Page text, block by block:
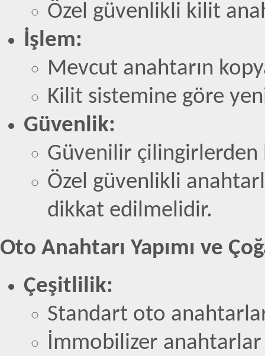
Özel güvenlikli kilit
İşlem:
Mevcut anahtarın
Kilit sistemine göre
Güvenlik:
Güvenilir
Özel güvenlikli
dikkat edilmelidir.
Oto Anahtarı Yapımı ve
Çeşitlilik:
Standart oto
İmmobilizer anahtarlar